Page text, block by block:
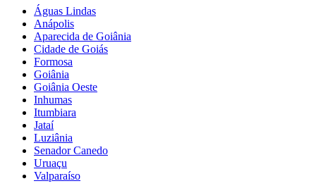
Águas Lindas
Anápolis
Aparecida de Goiânia
Cidade de Goiás
Formosa
Goiânia
Goiânia Oeste
Inhumas
Itumbiara
Jataí
Luziânia
Senador Canedo
Uruaçu
Valparaíso